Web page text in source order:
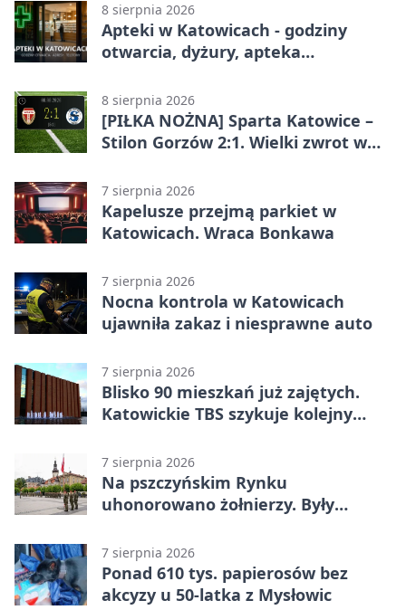
8 sierpnia 2026
Apteki w Katowicach - godziny
otwarcia, dyżury, apteka
8 sierpnia 2026
[PIŁKA NOŻNA] Sparta Katowice –
Stilon Gorzów 2:1. Wielki zwrot w
7 sierpnia 2026
Kapelusze przejmą parkiet w
Katowicach. Wraca Bonkawa
7 sierpnia 2026
Nocna kontrola w Katowicach
ujawniła zakaz i niesprawne auto
7 sierpnia 2026
Blisko 90 mieszkań już zajętych.
Katowickie TBS szykuje kolejny
7 sierpnia 2026
Na pszczyńskim Rynku
uhonorowano żołnierzy. Były
7 sierpnia 2026
Ponad 610 tys. papierosów bez
akcyzy u 50-latka z Mysłowic